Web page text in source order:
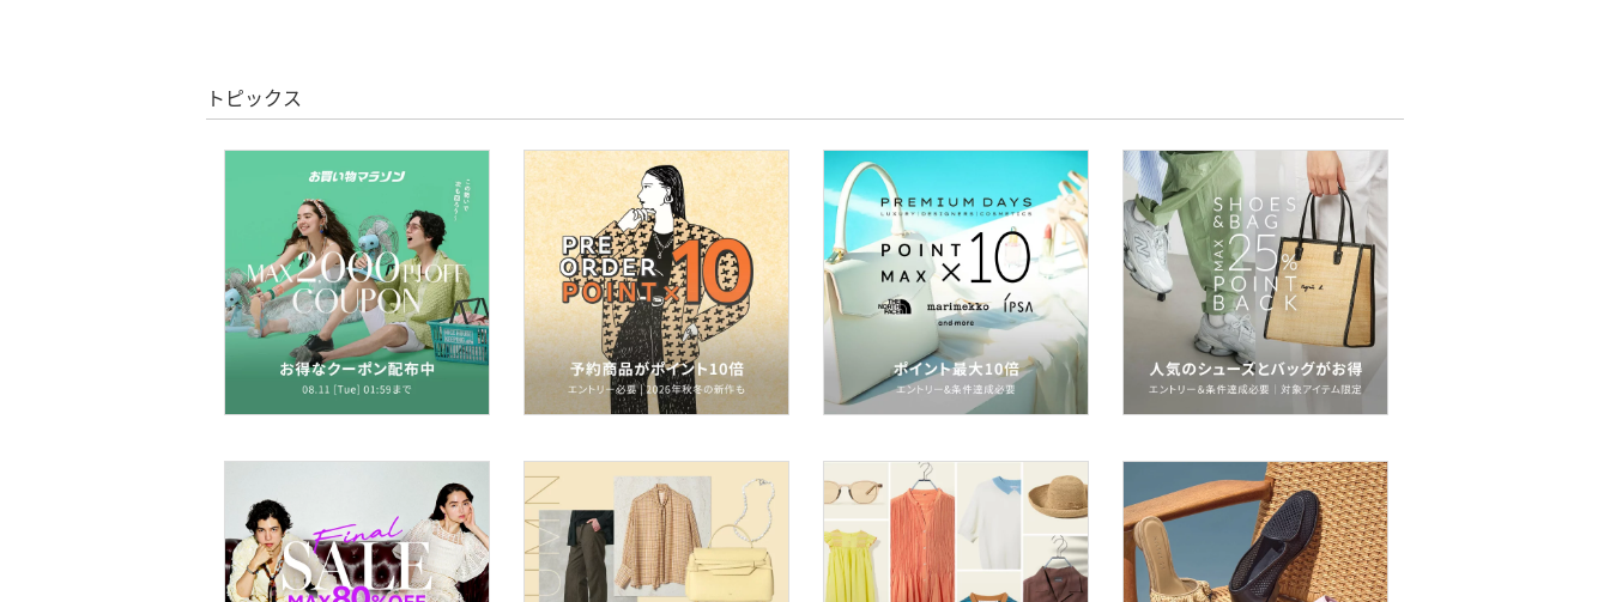
アクセサリー・腕時計
財布・ポーチ・ケース
帽子
ヘアアクセサリー
マタニティウェア・ベビ
スーツ・フォーマル
水着・スイムグッズ
クリア 絞り込み
トピックス